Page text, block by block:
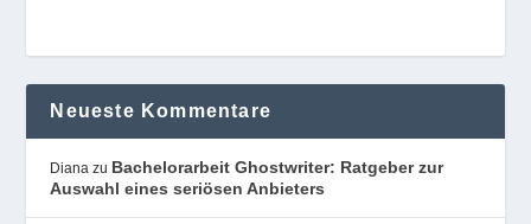
Neueste Kommentare
Diana zu Bachelorarbeit Ghostwriter: Ratgeber zur
Auswahl eines seriösen Anbieters